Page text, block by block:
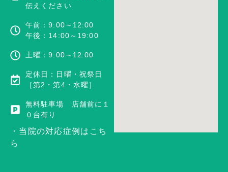
伝えください
午前：9:00～12:00
午後：14:00～19:00
土曜：9:00～12:00
定休日：日曜・祝祭日
［第2・第4・水曜］
無料駐車場 店舗前に１
０台有り
・当院の対応症例はこち
ら